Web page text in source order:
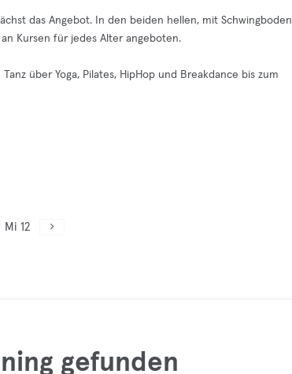
das Angebot. In den beiden hellen, mit Schwingboden
Kursen für jedes Alter angeboten.
über Yoga, Pilates, HipHop und Breakdance bis zum
Mi 12
gefunden